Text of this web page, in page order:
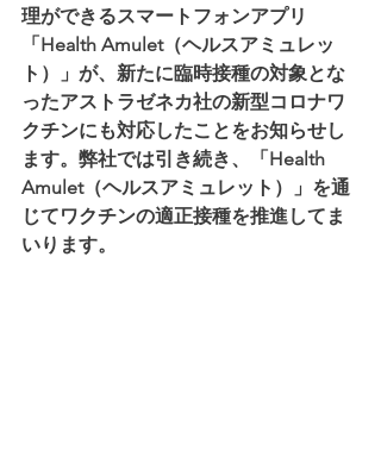
理ができるスマートフォンアプリ
「Health Amulet（ヘルスアミュレッ
ト）」が、新たに臨時接種の対象とな
ったアストラゼネカ社の新型コロナワ
クチンにも対応したことをお知らせし
ます。弊社では引き続き、「Health
Amulet（ヘルスアミュレット）」を通
じてワクチンの適正接種を推進してま
いります。